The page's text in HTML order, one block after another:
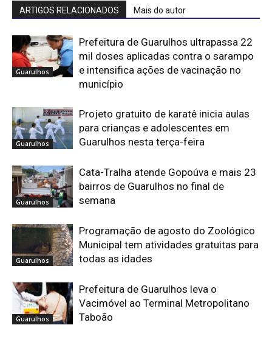
ARTIGOS RELACIONADOS Mais do autor
Guarulhos
Prefeitura de Guarulhos ultrapassa 22
mil doses aplicadas contra o sarampo
e intensifica ações de vacinação no
município
Guarulhos
Projeto gratuito de karatê inicia aulas
para crianças e adolescentes em
Guarulhos nesta terça-feira
Guarulhos
Cata-Tralha atende Gopoúva e mais 23
bairros de Guarulhos no final de
semana
Guarulhos
Programação de agosto do Zoológico
Municipal tem atividades gratuitas para
todas as idades
Guarulhos
Prefeitura de Guarulhos leva o
Vacimóvel ao Terminal Metropolitano
Taboão